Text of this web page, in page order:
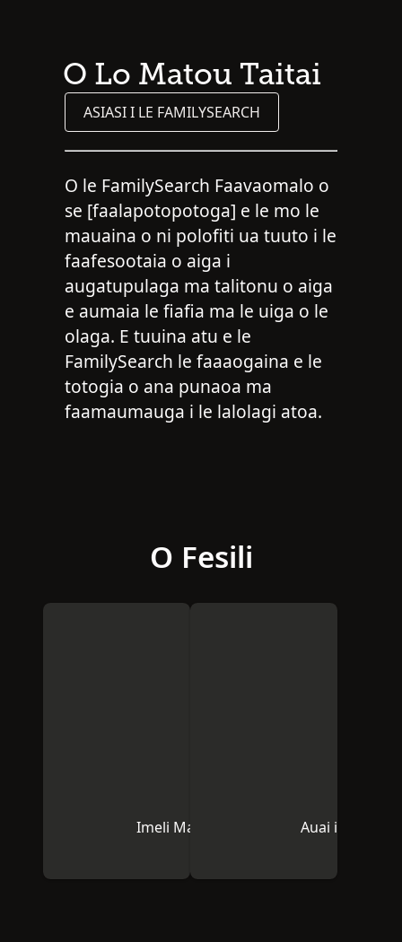
O Lo Matou Taitai
ASIASI I LE FAMILYSEARCH
O le FamilySearch Faavaomalo o
se [faalapotopotoga] e le mo le
mauaina o ni polofiti ua tuuto i le
faafesootaia o aiga i
augatupulaga ma talitonu o aiga
e aumaia le fiafia ma le uiga o le
olaga. E tuuina atu e le
FamilySearch le faaaogaina e le
totogia o ana punaoa ma
faamaumauga i le lalolagi atoa.
O Fesili
Imeli Mai I Matou Auai i le Nuu